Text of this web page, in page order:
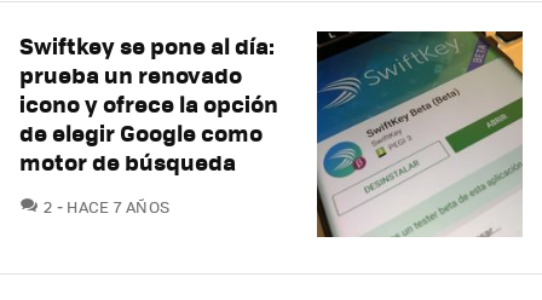
Swiftkey se pone al día:
prueba un renovado
icono y ofrece la opción
de elegir Google como
motor de búsqueda
2 COMENTARIOS
HACE 7 AÑOS